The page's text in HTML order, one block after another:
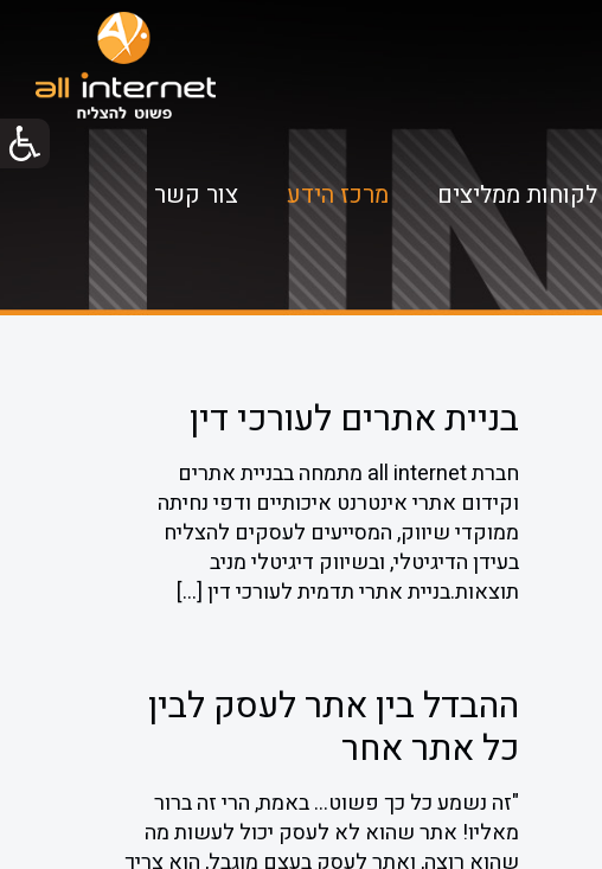
לקוחות ממליצים מרכז הידע צור קשר
בניית אתרים לעורכי דין
חברת all internet מתמחה בבניית אתרים
וקידום אתרי אינטרנט איכותיים ודפי נחיתה
ממוקדי שיווק, המסייעים לעסקים להצליח
בעידן הדיגיטלי, ובשיווק דיגיטלי מניב
תוצאות.בניית אתרי תדמית לעורכי דין[…]
ההבדל בין אתר לעסק לבין
כל אתר אחר
"זה נשמע כל כך פשוט… באמת, הרי זה ברור
מאליו! אתר שהוא לא לעסק יכול לעשות מה
שהוא רוצה, ואתר לעסק בעצם מוגבל, הוא צריך